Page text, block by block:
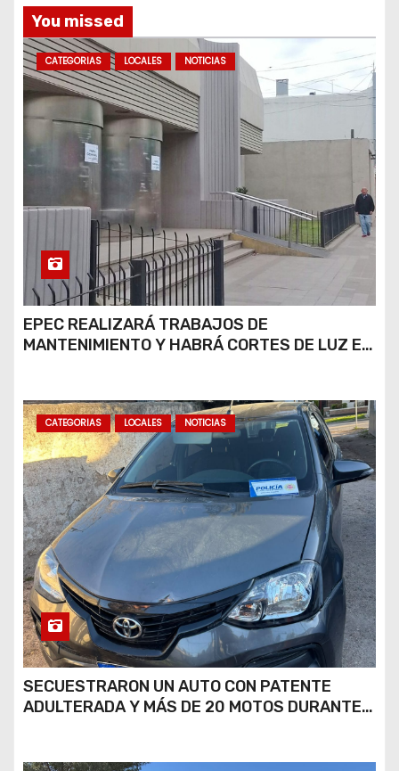
a
s
You missed
CATEGORIAS LOCALES NOTICIAS
EPEC REALIZARÁ TRABAJOS DE
MANTENIMIENTO Y HABRÁ CORTES DE LUZ EN
CATEGORIAS LOCALES NOTICIAS
SECUESTRARON UN AUTO CON PATENTE
ADULTERADA Y MÁS DE 20 MOTOS DURANTE